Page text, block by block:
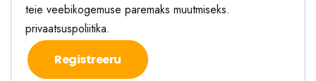
teie veebikogemuse paremaks muutmiseks.
privaatsuspoliitika.
Registreeru